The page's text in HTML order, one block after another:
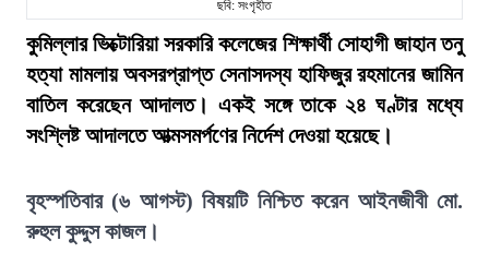
ছবি: সংগৃহীত
কুমিল্লার ভিক্টোরিয়া সরকারি কলেজের শিক্ষার্থী সোহাগী জাহান তনু
হত্যা মামলায় অবসরপ্রাপ্ত সেনাসদস্য হাফিজুর রহমানের জামিন
বাতিল করেছেন আদালত। একই সঙ্গে তাকে ২৪ ঘণ্টার মধ্যে
সংশ্লিষ্ট আদালতে আত্মসমর্পণের নির্দেশ দেওয়া হয়েছে।
বৃহস্পতিবার (৬ আগস্ট) বিষয়টি নিশ্চিত করেন আইনজীবী মো.
রুহুল কুদ্দুস কাজল।